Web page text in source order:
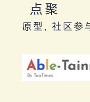
点聚
原型, 社区参